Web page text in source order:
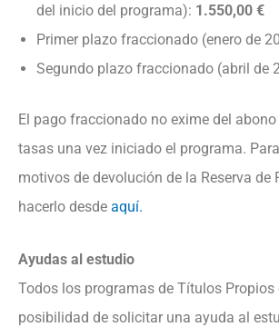
del inicio del programa): 1.550,00 €
Primer plazo fraccionado (enero de
Segundo plazo fraccionado (abril de
El pago fraccionado no exime del
tasas una vez iniciado el programa.
motivos de devolución de la Reserva de
hacerlo desde aquí.
Ayudas al estudio
Todos los programas de Títulos Propios
posibilidad de solicitar una ayuda al